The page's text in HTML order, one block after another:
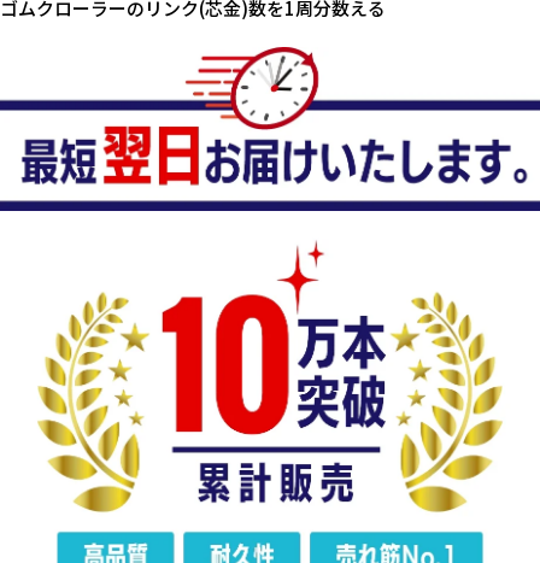
ゴムクローラーのリンク(芯金)数を1周分数える